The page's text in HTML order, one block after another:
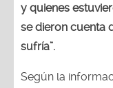
y quienes
se dieron cuenta
sufría”.
Según la